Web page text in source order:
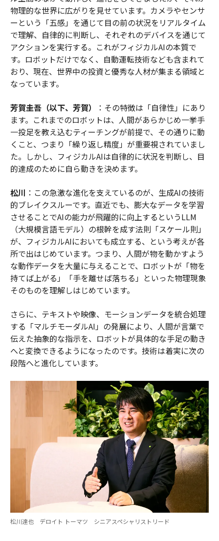
物理的な世界に広がりを見せています。カメラやセンサ
ーという「五感」を通じて目の前の状況をリアルタイム
で理解、自律的に判断し、それぞれのデバイスを通じて
アクションを実行する。これがフィジカルAIの本質で
す。ロボットだけでなく、自動運転技術なども含まれて
おり、現在、世界中の投資と優秀な人材が集まる領域と
なっています。
芳賀圭吾（以下、芳賀）
：その特徴は「自律性」にあり
ます。これまでのロボットは、人間があらかじめ一挙手
一投足を教え込むティーチングが前提で、その通りに動
くこと、つまり「繰り返し精度」が重要視されていまし
た。しかし、フィジカルAIは自律的に状況を判断し、目
的達成のために自ら動きを決めます。
松川 ：この急激な進化を支えているのが、生成AIの技術
的ブレイクスルーです。直近でも、膨大なデータを学習
させることでAIの能力が飛躍的に向上するというLLM
（大規模言語モデル）の根幹を成す法則「スケール則」
が、フィジカルAIにおいても成立する、という考えが各
所で出はじめています。つまり、人間が物を動かすよう
な動作データを大量に与えることで、ロボットが「物を
持てば上がる」「手を離せば落ちる」といった物理現象
そのものを理解しはじめています。
さらに、テキストや映像、モーションデータを統合処理
する「マルチモーダルAI」の発展により、人間が言葉で
伝えた抽象的な指示を、ロボットが具体的な手足の動き
へと変換できるようになったのです。技術は着実に次の
段階へと進化しています。
松川達也 デロイト トーマツ シニアスペシャリストリード